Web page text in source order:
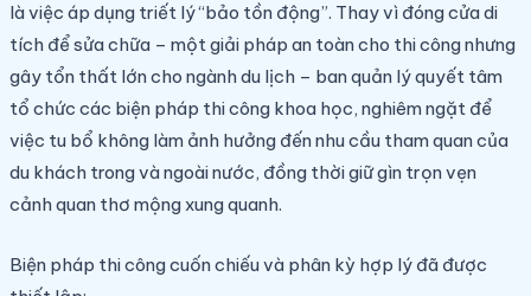
là việc áp dụng triết lý “bảo tồn động”. Thay vì đóng cửa di
tích để sửa chữa – một giải pháp an toàn cho thi công nhưng
gây tổn thất lớn cho ngành du lịch – ban quản lý quyết tâm
tổ chức các biện pháp thi công khoa học, nghiêm ngặt để
việc tu bổ không làm ảnh hưởng đến nhu cầu tham quan của
du khách trong và ngoài nước, đồng thời giữ gìn trọn vẹn
cảnh quan thơ mộng xung quanh.
Biện pháp thi công cuốn chiếu và phân kỳ hợp lý đã được